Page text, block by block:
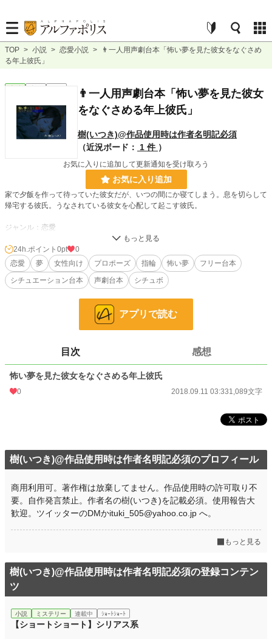
TOP > 小説 > 恋愛小説 >
👨一人用声劇台本「怖い夢を見た彼女をなぐさめ
る年上彼氏」
👨一人用声劇台本「怖い夢を見た彼女
をなぐさめる年上彼氏」
樹(いつき)@作品使用時は作者名明記必須
（近況ボード：
1 件 ）
お気に入りに追加して更新通知を受け取ろう
お気に入り追加
家で夕飯を作って待っていた彼女だが、いつの間にか寝てしまう。息を切らして
帰宅する彼氏。うなされている彼女を心配して起こす彼氏。
ジャンル：恋愛
男性一人
※効果音多め
◆こちらは声劇用台本になります。
・使用許可は不要ですが、自作発言や転載はもちろん禁止です。著作権は放棄し
ておりません。必ず作者名の樹(いつき)を記載して下さい。(何度注意しても作者
名の記載が無い場合には台本使用を禁止します)
世界観をぶち壊すようなアレンジやエフェクトなどはご遠慮願います。
その他の詳細は【作品を使用する際の注意点】をご覧下さい。
小説
24h.ポイント 0 pt
更新日時 2018.09.11 03:33
週間ポイント 14 pt (70,247 位)
月間ポイント
年間ポイント 133 pt (135,342 位)
累計ポイント 6,627 pt (113,974 位)
24h.ポイント 0pt
0
恋愛
夢 女性向け プロポーズ 指輪 怖い夢
フリー台本
シチュエーション台本
声劇台本 シチュボ
アプリで読む
目次 感想
怖い夢を見た彼女をなぐさめる年上彼氏
0 2018.09.11 03:331,089文字
樹(いつき)@作品使用時は作者名明記必須のプロフィール
商用利用可。著作権は放棄してません。作品使用時の許可取り不
要。自作発言禁止。作者名の樹(いつき)を記載必須。使用報告大
歓迎。ツイッターのDMかituki_505@yahoo.co.jp へ。
もっと見る
樹(いつき)@作品使用時は作者名明記必須の登録コンテン
ツ
小説 ミステリー 連載中 ｼｮｰﾄｼｮｰﾄ
【ショートショート】シリアス系